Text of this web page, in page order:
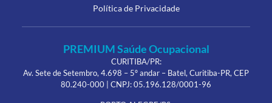
Política de Privacidade
PREMIUM Saúde Ocupacional
CURITIBA/PR:
Av. Sete de Setembro, 4.698 – 5º andar – Batel, Curitiba-PR, CEP
80.240-000 | CNPJ: 05.196.128/0001-96